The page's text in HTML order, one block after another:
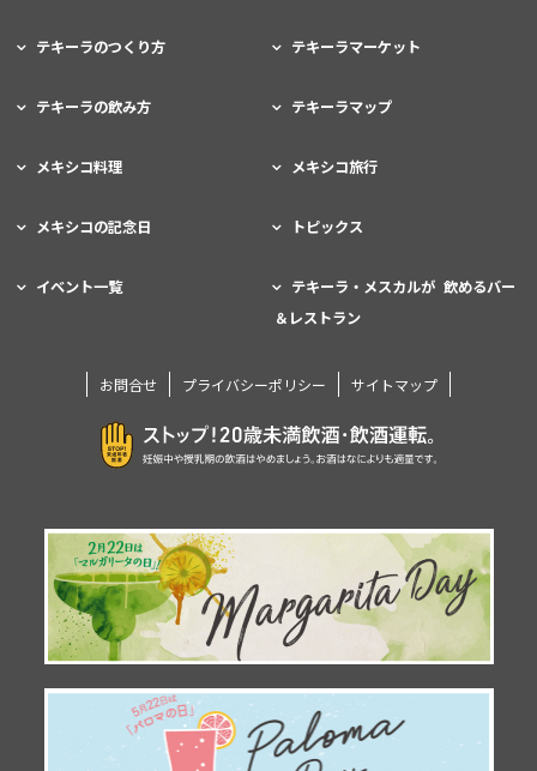
テキーラのつくり方 テキーラマーケット
テキーラの飲み方 テキーラマップ
メキシコ料理 メキシコ旅行
メキシコの記念日 トピックス
イベント一覧
テキーラ・メスカルが 飲めるバー
＆レストラン
お問合せ プライバシーポリシー サイトマップ